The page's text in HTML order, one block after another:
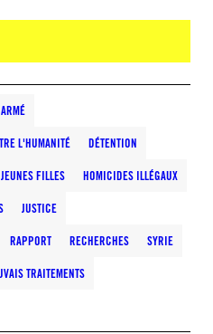
L'HUMANITÉ DÉTENTION
FILLES HOMICIDES ILLÉGAUX
JUSTICE
RAPPORT RECHERCHES SYRIE
TRAITEMENTS